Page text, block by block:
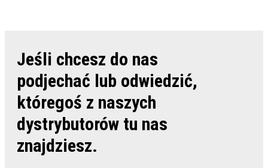
Jeśli chcesz do nas
podjechać lub odwiedzić,
któregoś z naszych
dystrybutorów tu nas
znajdziesz.